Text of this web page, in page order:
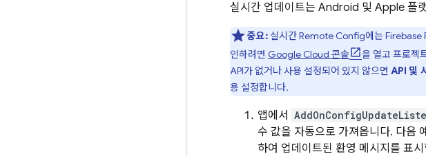
실시간 업데이트는 Android 및 Apple 플
중요:실시간Remote Config에는Firebase
인하려면 Google Cloud 콘솔 을 열고 프로젝
API가 없거나 사용 설정되어 있지 않으면 API 및
용 설정합니다.
앱에서
수 값을 자동으로 가져옵니다. 다음
하여 업데이트된 환영 메시지를 표